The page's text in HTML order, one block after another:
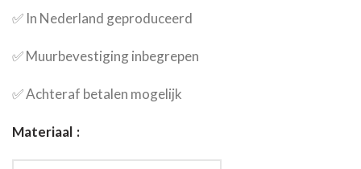
✅​ In Nederland geproduceerd
✅​ Muurbevestiging inbegrepen
✅​ Achteraf betalen mogelijk
Materiaal